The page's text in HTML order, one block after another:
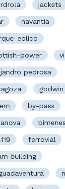
jackets
navantia
eolico
power
pedrosa
godwin
by-pass
bimenes
ferrovial
building